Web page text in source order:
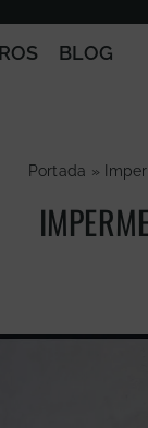
BLOG
Portada »